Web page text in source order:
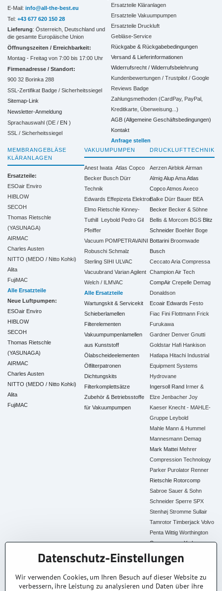
E-Mail: info@all-the-best.eu
Tel: +43 677 620 150 28
Lieferung: Österreich, Deutschland und
die gesamte Europäische Union
Öffnungszeiten / Erreichbarkeit:
Montag - Freitag von 7:00 bis 17:00 Uhr
Firmenadresse / Standort:
900 32 Borinka 288
SSL-Zertifikat Badge / Sicherheitssiegel
Sitemap-Link
Newsletter-Anmeldung
Sprachauswahl (DE / EN )
SSL / Sicherheitssiegel
Ersatzteile Kläranlagen
Ersatzteile Vakuumpumpen
Ersatzteile Druckluft
Gebläse-Service
Rückgabe & Rückgabebedingungen
Versand & Lieferinformationen
Widerrufsrecht / Widerrufsbelehrung
Kundenbewertungen / Trustpilot / Google
Reviews Badge
Zahlungsmethoden (CardPay, PayPal,
Kreditkarte, Überweisung...)
AGB (Allgemeine Geschäftsbedingungen)
Kontakt
Anfrage stellen
MEMBRANGEBLÄSE
KLÄRANLAGEN
Ersatzteile:
ESOair Enviro
HIBLOW
SECOH
Thomas Rietschle
(YASUNAGA)
AIRMAC
Charles Austen
NITTO (MEDO / Nitto Kohki)
Alita
FujiMAC
Alle Ersatzteile
Neue Luftpumpen:
ESOair Enviro
HIBLOW
SECOH
Thomas Rietschle
(YASUNAGA)
AIRMAC
Charles Austen
NITTO (MEDO / Nitto Kohki)
Alita
FujiMAC
VAKUUMPUMPEN
Anest Iwata Atlas Copco
Becker Busch Dürr
Technik
Edwards Effepizeta Elektror
Elmo Rietschle Kinney-
Tuthill Leybold Pedro Gil
Pfeiffer
Vacuum POMPETRAVAINI
Robuschi Schmalz
Sterling SIHI ULVAC
Vacuubrand Varian Agilent
Welch / ILMVAC
Alle Ersatzteile
Wartungskit & Servicekit
Schieberlamellen
Filterelementen
Vakuumpumpenlamellen
aus Kunststoff
Ölabscheideelementen
Ölfilterpatronen
Dichtungskits
Filterkomplettsätze
Zubehör & Betriebsstoffe
für Vakuumpumpen
DRUCKLUFTTECHNIK
AerzenAirblok Airman
Almig Alup Ama Atlas
Copco Atmos Axeco
Balke Dürr Bauer BEA
Becker Becker & Söhne
Bellis & Morcom BGS Blitz
Schneider Boehler Boge
Bottarini Broomwade
Busch
Ceccato Aria Compressa
Champion Air Tech
CompAir Crepelle Demag
Donaldson
Ecoair Edwards Festo
Fiac Fini Flottmann Frick
Furukawa
Gardner Denver Gnutti
Goldstar Hafi Hankison
Hatlapa Hitachi Industrial
Equipment Systems
Hydrovane
Ingersoll Rand Irmer &
Elze Jenbacher Joy
Kaeser Knecht - MAHLE-
Gruppe Leybold
Mahle Mann & Hummel
Mannesmann Demag
Mark Mattei Mehrer
Compression Technology
Parker Purolator Renner
Rietschle Rotorcomp
Sabroe Sauer & Sohn
Schneider Sperre SPX
Stenhøj Stromme Sullair
Tamrotor Timberjack Volvo
Penta Wittig Worthington
Creyssensac York
Alle Ersatzteile
30+ Jahre Erfahrung Lagerware Original & Kompatibel
Datenschutz-Einstellungen
Wir verwenden Cookies, um Ihren Besuch auf dieser Website zu
verbessern, ihre Leistung zu analysieren und Daten über ihre